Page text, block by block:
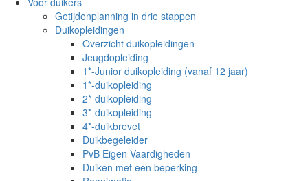
Getijdenplanning in drie stappen
Duikopleidingen
Overzicht duikopleidingen
Jeugdopleiding
1*-Junior duikopleiding (vanaf 12 jaar)
1*-duikopleiding
2*-duikopleiding
3*-duikopleiding
4*-duikbrevet
Duikbegeleider
PvB Eigen Vaardigheden
Duiken met een beperking